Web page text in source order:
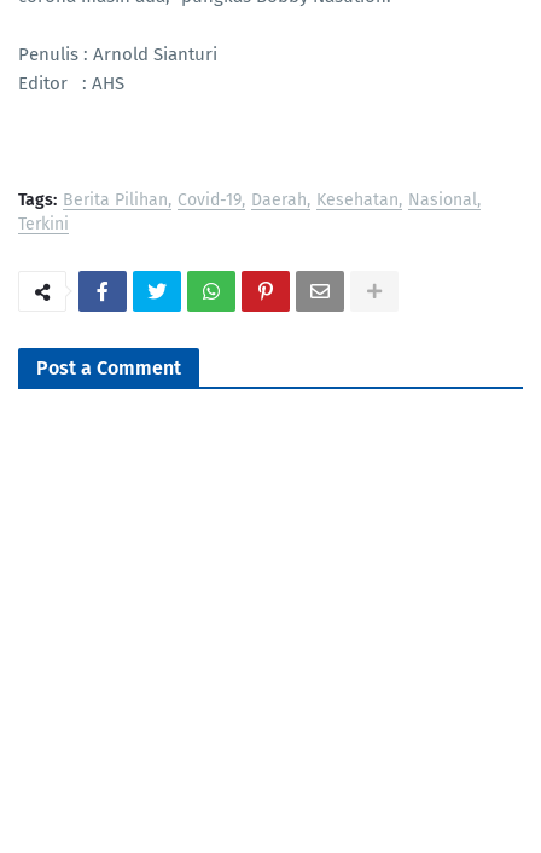
Penulis : Arnold Sianturi
Editor : AHS
Tags: Berita Pilihan Covid-19 Daerah Kesehatan Nasional
Terkini
Post a Comment